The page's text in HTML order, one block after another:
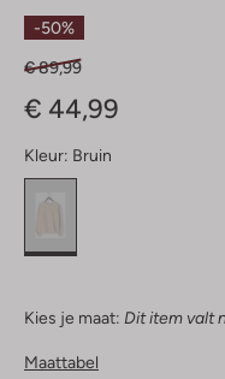
Sterren
-50%
€ 89,99
€ 44,99
Kleur: Bruin
Kies je maat: Dit item valt
Maattabel